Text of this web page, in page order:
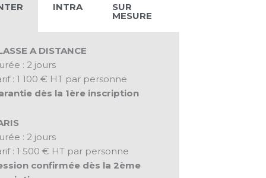
INTRA SUR
MESURE
A DISTANCE
: 2 jours
: 1 100 € HT par personne
dès la 1ère inscription
: 2 jours
: 1 500 € HT par personne
confirmée dès la 2ème